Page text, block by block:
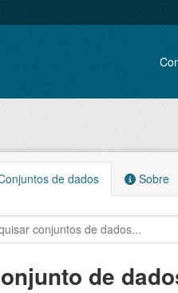
de dados Sobre
de